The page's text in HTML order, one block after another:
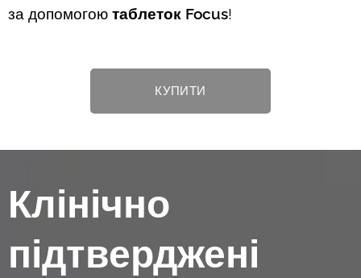
за допомогою таблеток Focus!
КУПИТИ
Клінічно
підтверджені